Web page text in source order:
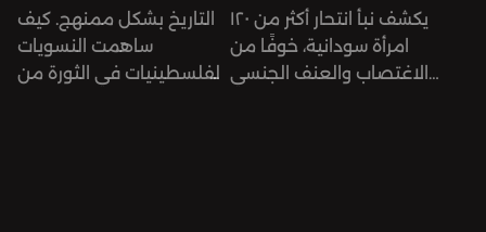
التاريخ بشكل ممنهج. كيف
ساهمت النسويات
الفلسطينيات في الثورة من
يكشف نبأ انتحار أكثر من ١٢٠
امرأة سودانية، خوفًا من
الاغتصاب والعنف الجنسي